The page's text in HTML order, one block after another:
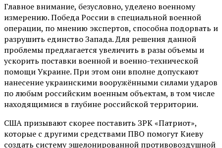
Главное внимание, безусловно, уделено военному
измерению. Победа России в специальной военной
операции, по мнению экспертов, способна подорвать и
разрушить единство Запада. Для решения данной
проблемы предлагается увеличить в разы объемы и
ускорить поставки военной и военно-технической
помощи Украине. При этом они вполне допускают
нанесение украинскими вооружёнными силами ударов
по любым российским военным объектам, в том числе
находящимися в глубине российской территории.
США призывают скорее поставить ЗРК «Патриот»,
которые с другими средствами ПВО помогут Киеву
создать систему эшелонированной противовоздушной